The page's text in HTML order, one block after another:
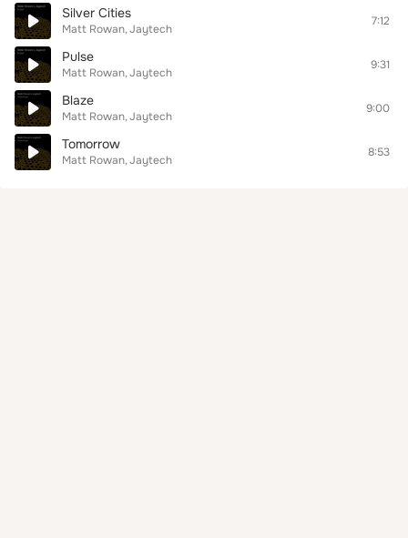
Silver Cities
Matt Rowan Jaytech
7:12
Pulse
Matt Rowan Jaytech
9:31
Blaze
Matt Rowan Jaytech
9:00
Tomorrow
Matt Rowan Jaytech
8:53